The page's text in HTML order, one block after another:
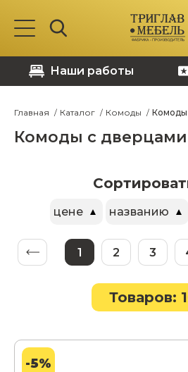
Наши работы
Главная Каталог Комоды Комоды
Комоды с дверцами
цене названию
1 2 3
Товаров:
-5%